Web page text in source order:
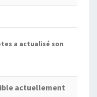
a actualisé son
actuellement